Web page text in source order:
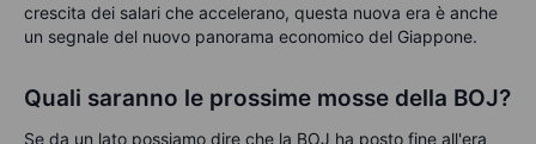
crescita dei salari che accelerano, questa nuova era è anche
un segnale del nuovo panorama economico del Giappone.
Quali saranno le prossime mosse della BOJ?
Se da un lato possiamo dire che la BOJ ha posto fine all'era